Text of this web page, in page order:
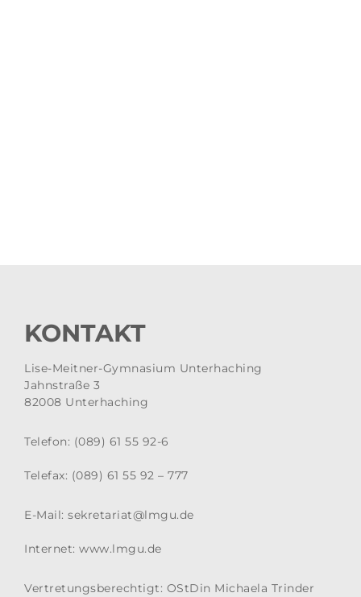
KONTAKT
Lise-Meitner-Gymnasium Unterhaching
Jahnstraße 3
82008 Unterhaching
Telefon: (089) 61 55 92-6
Telefax: (089) 61 55 92 – 777
E-Mail: sekretariat@lmgu.de
Internet: www.lmgu.de
Vertretungsberechtigt: OStDin Michaela Trinder